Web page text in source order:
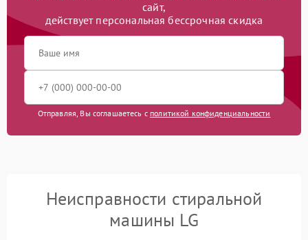
сайт,
действует персональная бессрочная скидка
Отправляя, Вы соглашаетесь с политикой конфиденциальности
Неисправности стиральной
машины LG